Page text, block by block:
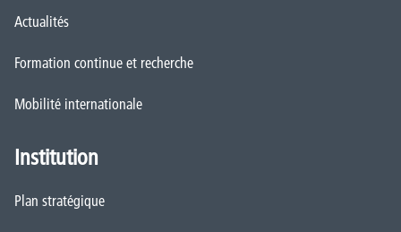
Actualités
Formation continue et recherche
Mobilité internationale
Institution
Plan stratégique